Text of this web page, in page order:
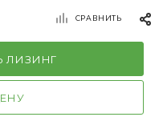
СРАВНИТЬ
ЛИЗИНГ